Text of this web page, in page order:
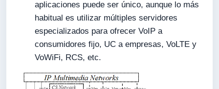
aplicaciones puede ser único, aunque lo más
habitual es utilizar múltiples servidores
especializados para ofrecer VoIP a
consumidores fijo, UC a empresas, VoLTE y
VoWiFi, RCS, etc.